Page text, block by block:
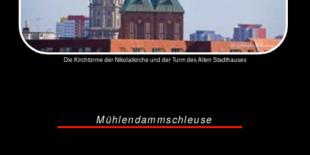
April 2020
Kunst am Museumshafen
der erste Hafen Berlins, genau in
der Keimzelle der Stadt Cölln-
Berlin.